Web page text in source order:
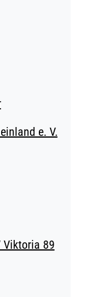
e. V.
Viktoria 89